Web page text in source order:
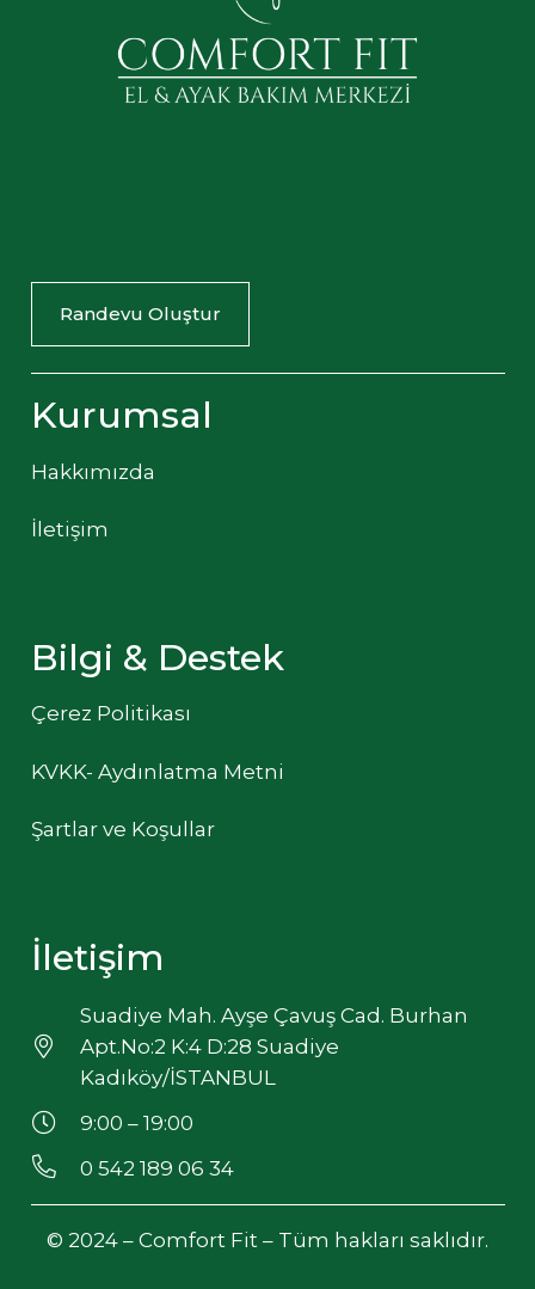
Randevu Oluştur
Kurumsal
Hakkımızda
İletişim
Bilgi & Destek
Çerez Politikası
KVKK- Aydınlatma Metni
Şartlar ve Koşullar
İletişim
Suadiye Mah. Ayşe Çavuş Cad. Burhan
Apt.No:2 K:4 D:28 Suadiye
Kadıköy/İSTANBUL
9:00 – 19:00
0 542 189 06 34
© 2024 – Comfort Fit – Tüm hakları saklıdır.